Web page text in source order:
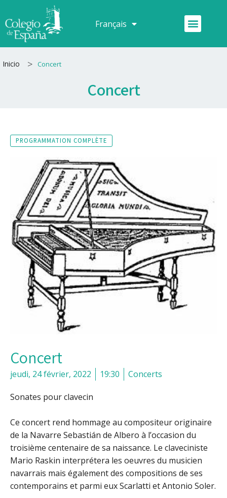
au
contenu
Français
Español Menu
Inicio > Concert
Concert
PROGRAMMATION COMPLÈTE
Concert
jeudi, 24 février, 2022 19:30 Concerts
Sonates pour clavecin
Ce concert rend hommage au compositeur originaire
de la Navarre Sebastián de Albero à l’occasion du
troisième centenaire de sa naissance. Le claveciniste
Mario Raskin interprétera les oeuvres du musicien
navarrais mais également des compositions de ses
contemporains et parmi eux Scarlatti et Antonio Soler.